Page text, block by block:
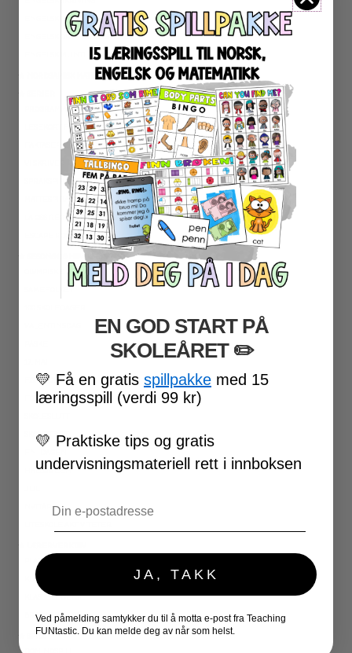
ENGELSK GRAMATIKK
ENGELSK ORD- OG BEGREPER
ENGELSK MUNTLIG
★ NORDSAMISK MATERIELL
PROGRAMMERING
LESEKORT FAKTA
FAKTASERIE LESING
SPRÅKSPIRALEN
MATTESPIRALEN
LA OSS REGNE ØVEBØKER
ESCAPE ROOM
OLYMPISKE LEKER
SAMEFOLKET
FØRSKOLE
FOTBALL-VM
SKOLESTART
HALLOWEEN
PLANLEGGERE
KLASSEROMSDEKOR
KLASSELEDELSE
BRAIN BREAKS
★ SPILL
EN GOD START PÅ
SKOLEÅRET​ ✏️
💛 Få en gratis spillpakke med 15
læringsspill (verdi 99 kr)
💛 Praktiske tips og gratis
undervisningsmateriell rett i innboksen
JA, TAKK
Ved påmelding samtykker du til å motta e-post fra Teaching
FUNtastic. Du kan melde deg av når som helst.